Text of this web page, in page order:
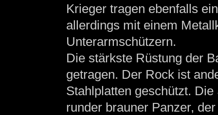
Krieger tragen ebenfalls
allerdings mit einem
Unterarmschützern.
Die stärkste Rüstung der
getragen. Der Rock ist
Stahlplatten geschützt.
runder brauner Panzer,